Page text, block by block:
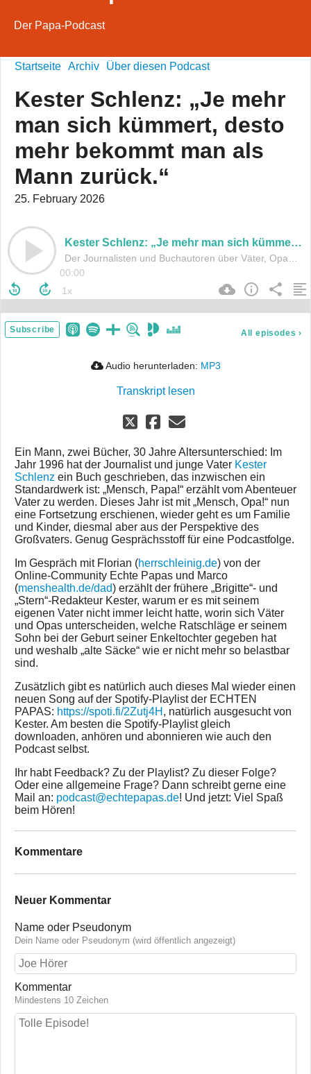
Der Papa-Podcast
Startseite Archiv Über diesen Podcast
Kester Schlenz: „Je mehr
man sich kümmert, desto
mehr bekommt man als
Mann zurück.“
25. February 2026
Kester Schlenz: „Je mehr man sich kümmert, desto mehr bekommt man als Mann zurück.“
00:00
Subscribe All episodes ›
Audio herunterladen: MP3
Transkript lesen
Ein Mann, zwei Bücher, 30 Jahre Altersunterschied: Im
Jahr 1996 hat der Journalist und junge Vater Kester
Schlenz ein Buch geschrieben, das inzwischen ein
Standardwerk ist: „Mensch, Papa!“ erzählt vom Abenteuer
Vater zu werden. Dieses Jahr ist mit „Mensch, Opa!“ nun
eine Fortsetzung erschienen, wieder geht es um Familie
und Kinder, diesmal aber aus der Perspektive des
Großvaters. Genug Gesprächsstoff für eine Podcastfolge.
Im Gespräch mit Florian (herrschleinig.de) von der
Online-Community Echte Papas und Marco
(menshealth.de/dad) erzählt der frühere „Brigitte“- und
„Stern“-Redakteur Kester, warum er es mit seinem
eigenen Vater nicht immer leicht hatte, worin sich Väter
und Opas unterscheiden, welche Ratschläge er seinem
Sohn bei der Geburt seiner Enkeltochter gegeben hat
und weshalb „alte Säcke“ wie er nicht mehr so belastbar
sind.
Zusätzlich gibt es natürlich auch dieses Mal wieder einen
neuen Song auf der Spotify-Playlist der ECHTEN
PAPAS: https://spoti.fi/2Zutj4H , natürlich ausgesucht von
Kester. Am besten die Spotify-Playlist gleich
downloaden, anhören und abonnieren wie auch den
Podcast selbst.
Ihr habt Feedback? Zu der Playlist? Zu dieser Folge?
Oder eine allgemeine Frage? Dann schreibt gerne eine
Mail an: podcast@echtepapas.de! Und jetzt: Viel Spaß
beim Hören!
Kommentare
Neuer Kommentar
Name oder Pseudonym
Dein Name oder Pseudonym (wird öffentlich angezeigt)
Kommentar
Mindestens 10 Zeichen